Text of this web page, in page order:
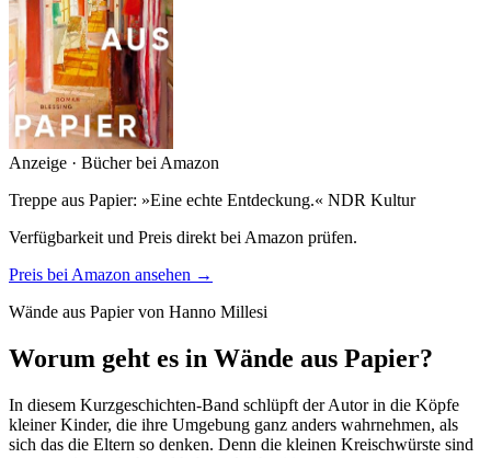
Anzeige · Bücher bei Amazon
Treppe aus Papier: »Eine echte Entdeckung.« NDR Kultur
Verfügbarkeit und Preis direkt bei Amazon prüfen.
Preis bei Amazon ansehen →
Wände aus Papier von Hanno Millesi
Worum geht es in Wände aus Papier?
In diesem Kurzgeschichten-Band schlüpft der Autor in die Köpfe
kleiner Kinder, die ihre Umgebung ganz anders wahrnehmen, als
sich das die Eltern so denken. Denn die kleinen Kreischwürste sind